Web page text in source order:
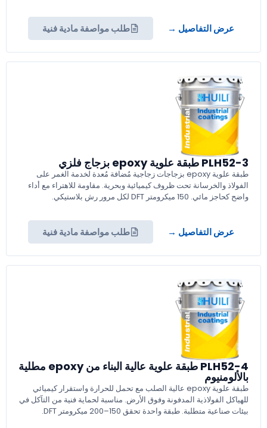
عرض التفاصيل → طلب مواصفة مادية فنية
PLH52-3 طبقة علوية epoxy بزجاج فلزي
طبقة علوية epoxy بزجاجات زجاجية مُضافة مُعدة لخدمة الغمر على
الفولاذ والخرسانة تحت ظروف كيميائية وبحرية. مقاومة للاهتراء مع أداء
واضح كحاجز مائي. 150 ميكرومتر DFT لكل مرور رش بلاستيكي.
عرض التفاصيل → طلب مواصفة مادية فنية
PLH52-4 طبقة علوية عالية البناء من epoxy مطلية
بالألومنيوم
طبقة علوية epoxy عالية الصلب مع تحمل للحرارة واستقرار كيميائي
للهياكل الفولاذية المدفونة وفوق الأرض. مناسبة لحماية فنية من التآكل في
بيئات صناعية متطلبة. طبقة واحدة تحقق 150–200 ميكرومتر DFT.